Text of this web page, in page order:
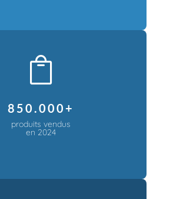

850.000+
produits vendus
en 2024